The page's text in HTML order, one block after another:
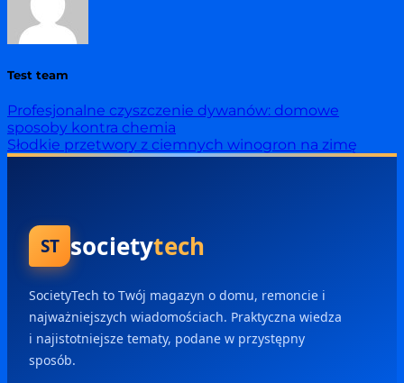
Test team
Profesjonalne czyszczenie dywanów: domowe
sposoby kontra chemia
Słodkie przetwory z ciemnych winogron na zimę
ST societytech
SocietyTech to Twój magazyn o domu, remoncie i
najważniejszych wiadomościach. Praktyczna wiedza
i najistotniejsze tematy, podane w przystępny
sposób.